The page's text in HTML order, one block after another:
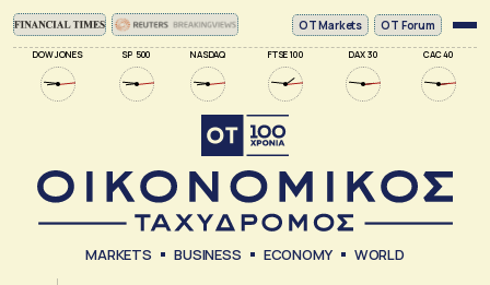
DOW JONES SP 500 NASDAQ FTSE 100 DAX 30 CAC 40
ΟΤ Markets OT Forum
MARKETS BUSINESS ECONOMY WORLD